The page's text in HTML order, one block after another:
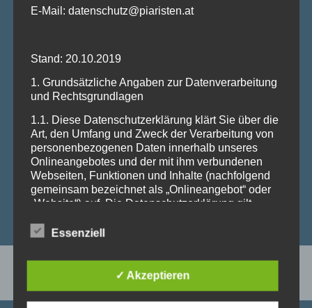
„Mit großer Geduld
und Liebe“
Über uns
E-Mail: datenschutz@piaristen.at
Stand: 20.10.2019
1. Grundsätzliche Angaben zur Datenverarbeitung
und Rechtsgrundlagen
1.1. Diese Datenschutzerklärung klärt Sie über die
Art, den Umfang und Zweck der Verarbeitung von
personenbezogenen Daten innerhalb unseres
Onlineangebotes und der mit ihm verbundenen
Webseiten, Funktionen und Inhalte (nachfolgend
gemeinsam bezeichnet als „Onlineangebot“ oder
„Website“) auf. Die Datenschutzerklärung gilt
Systemen, Plattformen und Geräten (z.B. Desktop
ausgeführt wird.
1.2. Die verwendeten Begrifflichkeiten, wie z.B.
Essenziell
✓ Akzeptieren